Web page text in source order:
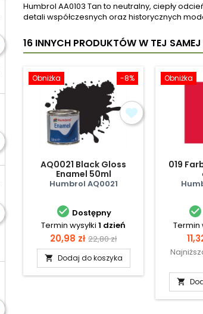
Humbrol AA0103 Tan to neutralny, ciepły
detali współczesnych oraz historycznych
16 INNYCH PRODUKTÓW W TEJ
-8%
Obniżka
AQ0021 Black Gloss
Enamel 50ml
Humbrol AQ0021
 Dostępny
Termin wysyłki 1 dzień
Cena
20,98 zł Cena
podstawowa
22,80 zł
 Dodaj do koszyka
Obniżka
019

Termin
